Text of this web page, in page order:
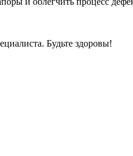
Будьте здоровы!